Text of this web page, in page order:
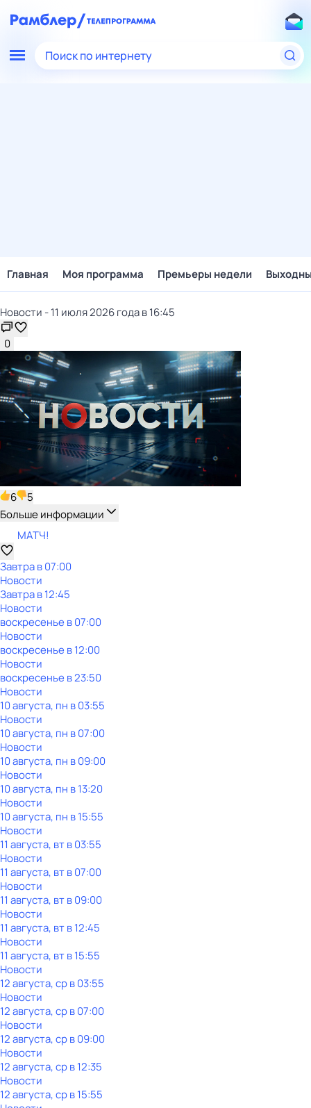
Поиск по интернету
Главная Моя программа Премьеры недели
Новости - 11 июля 2026 года в 16:45
0
6
5
Больше информации
МАТЧ!
Завтра в 07:00
Новости
Завтра в 12:45
Новости
воскресенье в07:00
Новости
воскресенье в12:00
Новости
воскресенье в23:50
Новости
10 августа, пн в 03:55
Новости
10 августа, пн в 07:00
Новости
10 августа, пн в 09:00
Новости
10 августа, пн в 13:20
Новости
10 августа, пн в 15:55
Новости
11 августа, вт в 03:55
Новости
11 августа, вт в 07:00
Новости
11 августа, вт в 09:00
Новости
11 августа, вт в 12:45
Новости
11 августа, вт в 15:55
Новости
12 августа, ср в 03:55
Новости
12 августа, ср в 07:00
Новости
12 августа, ср в 09:00
Новости
12 августа, ср в 12:35
Новости
12 августа, ср в 15:55